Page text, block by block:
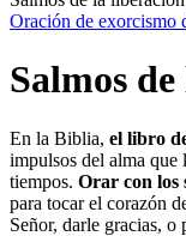
Oración de exorcismo
Salmos
En la Biblia, el libro
impulsos del alma que
tiempos. Orar con los
para tocar el corazón
Señor, darle gracias, o